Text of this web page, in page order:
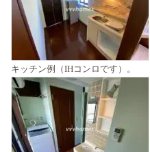
キッチン例（IHコンロです）。